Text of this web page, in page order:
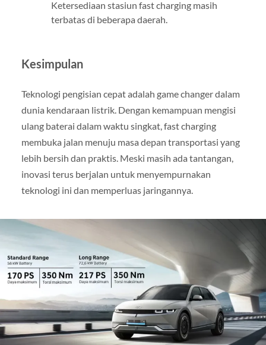
Ketersediaan stasiun fast charging masih
terbatas di beberapa daerah.
Kesimpulan
Teknologi pengisian cepat adalah game changer dalam
dunia kendaraan listrik. Dengan kemampuan mengisi
ulang baterai dalam waktu singkat, fast charging
membuka jalan menuju masa depan transportasi yang
lebih bersih dan praktis. Meski masih ada tantangan,
inovasi terus berjalan untuk menyempurnakan
teknologi ini dan memperluas jaringannya.